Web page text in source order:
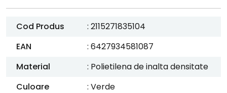
Cod Produs
: 2115271835104
EAN
: 6427934581087
Material
: Polietilena de inalta densitate
Culoare
: Verde